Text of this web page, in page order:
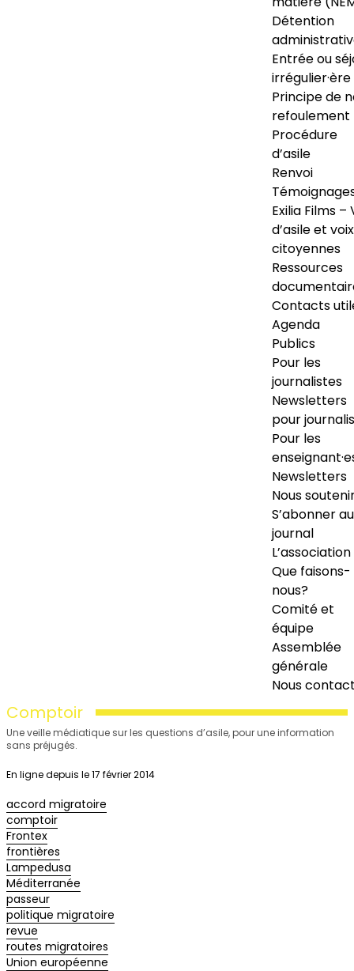
Détention
Entrée ou
irrégulier·ère
Principe de
refoulement
Procédure
d’asile
Renvoi
Exilia Films –
d’asile et voix
citoyennes
Ressources
Contacts
Agenda
Publics
Pour les
journalistes
Newsletters
pour
Pour les
Newsletters
Nous
S’abonner au
journal
L’association
Que faisons-
nous?
Comité et
équipe
Assemblée
générale
Nous
Comptoir
Une veille médiatique sur les questions d’asile, pour une information
sans préjugés.
En ligne depuis le 17 février 2014
accord migratoire
comptoir
Frontex
frontières
Lampedusa
Méditerranée
passeur
politique migratoire
revue
routes migratoires
Union européenne